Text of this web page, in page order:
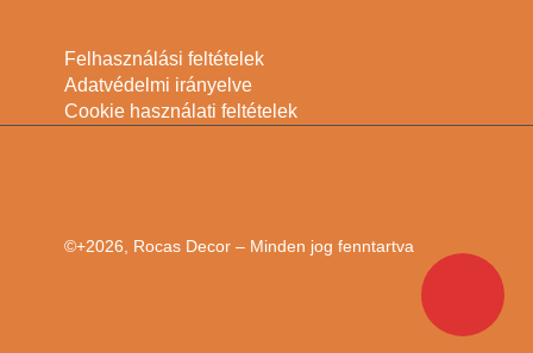
Felhasználási feltételek
Adatvédelmi irányelve
Cookie használati feltételek
©+2026, Rocas Decor – Minden jog fenntartva